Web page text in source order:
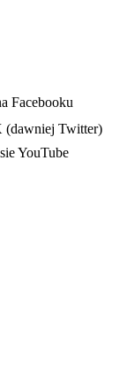
Facebooku
(dawniej Twitter)
YouTube